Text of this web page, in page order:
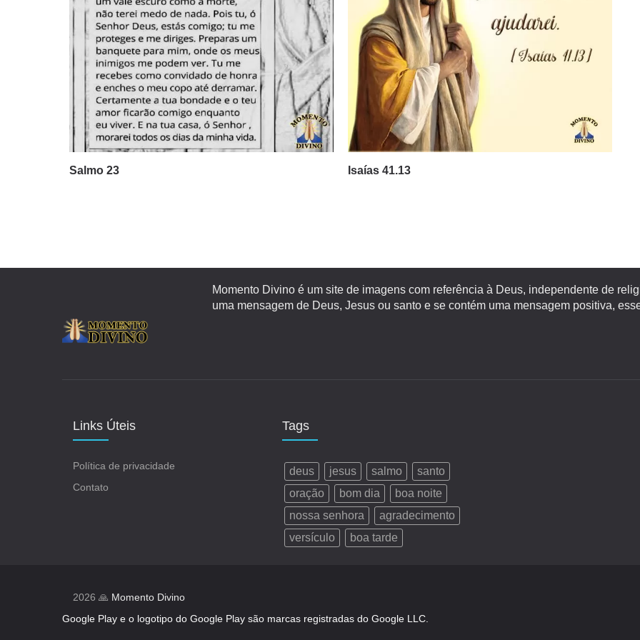
Salmo 23 Isaías 41.13
Momento Divino é um site de imagens com referência à Deus, independente de
uma mensagem de Deus, Jesus ou santo e se contém uma mensagem positiva,
Links Úteis
Política de privacidade
Contato
Tags
deus jesus salmo
santo
oração
bom dia
boa noite
nossa senhora
agradecimento
versículo
boa tarde
2026 🙏 Momento Divino
Google Play e o logotipo do Google Play são marcas registradas do Google LLC.